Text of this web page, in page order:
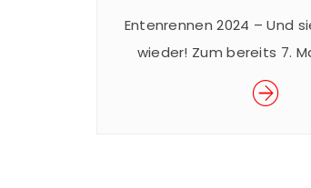
Entenrennen 2024 – Und
wieder! Zum bereits 7.
24.08.2024 das beliebte
Entenrennen im